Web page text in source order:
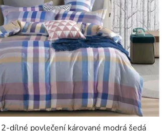
2-dílné povlečení kárované modrá šedá